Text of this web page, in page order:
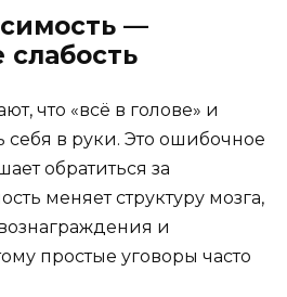
—
слабость
что «всё в голове» и
себя в руки. Это ошибочное
обратиться за
меняет структуру мозга,
и
простые уговоры часто